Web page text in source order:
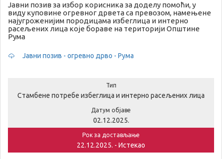
Јавни позив за избор корисника за доделу помоћи, у
виду куповине огревног дрвета са превозом, намењене
најугроженијим породицама избеглица и интерно
расељених лица које бораве на територији Општине
Рума
Јавни позив - огревно дрво - Рума
Тип
Стамбене потребе избеглица и интерно расељених лица
Датум објаве
02.12.2025.
Рок за достављање
22.12.2025. - Истекао